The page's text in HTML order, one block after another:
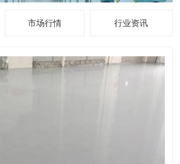
市场行情 行业资讯